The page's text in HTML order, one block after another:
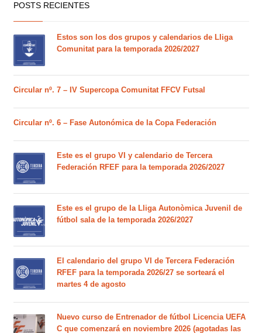
POSTS RECIENTES
Estos son los dos grupos y calendarios de Lliga
Comunitat para la temporada 2026/2027
Circular nº. 7 – IV Supercopa Comunitat FFCV Futsal
Circular nº. 6 – Fase Autonómica de la Copa Federación
Este es el grupo VI y calendario de Tercera
Federación RFEF para la temporada 2026/2027
Este es el grupo de la Lliga Autonòmica Juvenil de
fútbol sala de la temporada 2026/2027
El calendario del grupo VI de Tercera Federación
RFEF para la temporada 2026/27 se sorteará el
martes 4 de agosto
Nuevo curso de Entrenador de fútbol Licencia UEFA
C que comenzará en noviembre 2026 (agotadas las